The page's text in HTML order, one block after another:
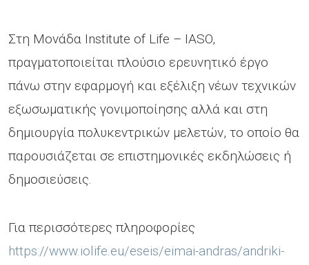
Στη Μονάδα Institute of Life – IASO,
πραγματοποιείται πλούσιο ερευνητικό έργο
πάνω στην εφαρμογή και εξέλιξη νέων τεχνικών
εξωσωματικής γονιμοποίησης αλλά και στη
δημιουργία πολυκεντρικών μελετών, το οποίο θα
παρουσιάζεται σε επιστημονικές εκδηλώσεις ή
δημοσιεύσεις.
Για περισσότερες πληροφορίες
https://www.iolife.eu/eseis/eimai-andras/andriki-